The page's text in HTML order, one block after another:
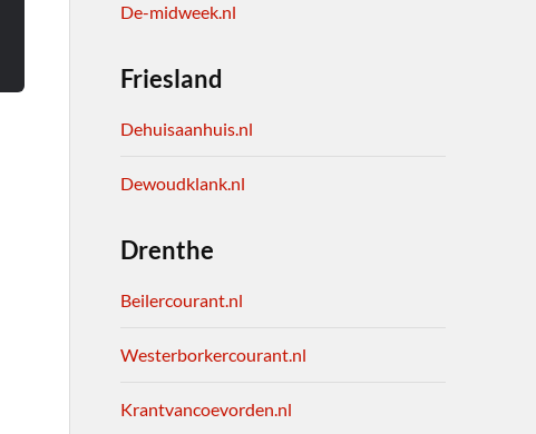
De-midweek.nl
Friesland
Dehuisaanhuis.nl
Dewoudklank.nl
Drenthe
Beilercourant.nl
Westerborkercourant.nl
Krantvancoevorden.nl